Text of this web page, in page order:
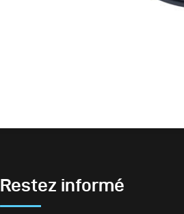
Restez informé